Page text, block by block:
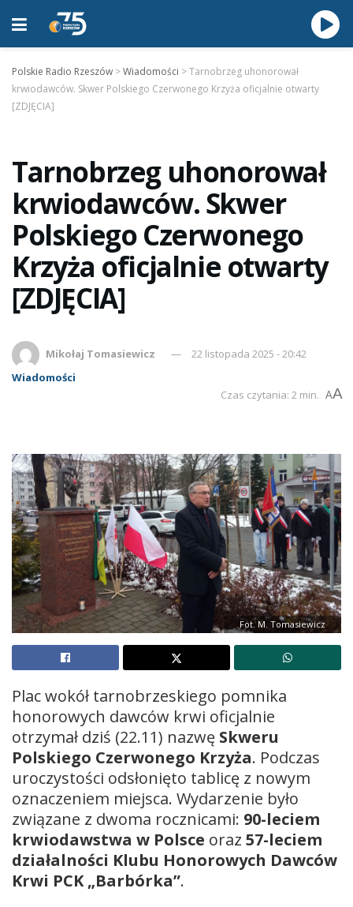
Polskie Radio Rzeszów >Wiadomości >Tarnobrzeg uhonorował
krwiodawców. Skwer Polskiego Czerwonego Krzyża oficjalnie otwarty
[ZDJĘCIA]
Tarnobrzeg uhonorował
krwiodawców. Skwer
Polskiego Czerwonego
Krzyża oficjalnie otwarty
[ZDJĘCIA]
Mikołaj Tomasiewicz
22 listopada 2025 - 20:42
Wiadomości
Czas czytania: 2 min. AA
Fot. M. Tomasiewicz
Plac wokół tarnobrzeskiego pomnika
honorowych dawców krwi oficjalnie
otrzymał dziś (22.11) nazwę Skweru
Polskiego Czerwonego Krzyża. Podczas
uroczystości odsłonięto tablicę z nowym
oznaczeniem miejsca. Wydarzenie było
związane z dwoma rocznicami: 90-leciem
krwiodawstwa w Polsce oraz 57-leciem
działalności Klubu Honorowych Dawców
Krwi PCK „Barbórka”.